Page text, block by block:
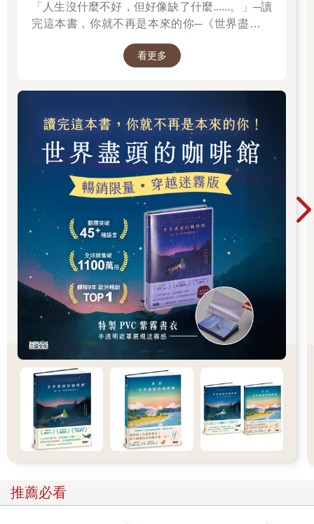
活，我們對彼此的陌生，搭配上對彼此的愛的期望，讓相處充滿
衝突。我的媽媽不記得我的生日，不知道我愛吃的菜，不認識我
任何一位同學和朋友，我只是那個家裡，一位很熟的客人。
實際的母女團聚的期待，從台灣飛舊金山看媽媽。但每一次，都
和哥哥住，她仍然沒有自己獨立的住所，和一群在哥哥餐廳工作
的大陸師傅分住一個大房子。千里迢迢飛去看她，多數時間卻在
聽她說不完的抱怨，還有那餐廳裡親戚間傷人的耳語。我當著不
稱職的、憤怒的司機，在沒有GPS的年代，天生路痴的我，要帶
著她開好幾小時的車，沿途買菜／租錄影帶／看病兼訪友。那實
在不是二十來歲的我，想要的假期生活。
在二十七歲那次激烈的翻舊帳之後，我突然了悟，媽媽已經是個
年近七十的老人了，我不應該期待她改變，變成我心目中「理想
母親」的樣子。往事已矣，我不需要背負著童年的遺憾與傷害，
自憐自艾。我已經有能力，也應該要重寫自己的人生。從那一刻
開始，那個有著草坪大房子和理想媽媽的美國夢破滅了，我回到
現實，學會欣賞眼前陌生的母親，重新認識這個有魔幻寫實般生
命故事的強悍女人。
不帶期望的和她相處，反而讓我和母親在她生命的最後十年，重
建了許多美好的回憶。我記得帶她去電影院看電影，這是愛看電
影的媽媽，到美國三十年第一次進電影院。我挑了一部卡通片
《一〇一忠狗》，選小鎮上班日完全沒有觀眾的時段，在戲院裡
同步口譯給她聽。我至今都還記得她像小孩一樣，在戲院裡大聲
說話的開心。
我記得她教我打毛線，然後我一邊打圍巾一邊「採訪」她的情
她為什麼要跟我生父在一起？她說她就是幫個忙，因為生父要申
請去沙烏地阿拉伯工作，需要有家眷證明，於是就辦了假結婚。
「人生沒什麼不好，但好像缺了什麼......。」─讀
完這本書，你就不再是本來的你─《世界盡頭的
看更多
推薦必看